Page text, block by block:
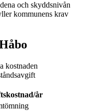
och skyddsnivån
kommunens krav
kostnaden
år